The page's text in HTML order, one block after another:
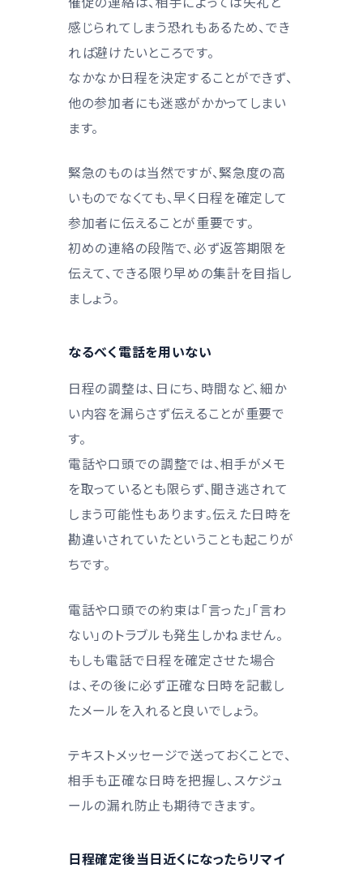
感じられてしまう恐れもあるため、でき
れば避けたいところです。
なかなか日程を決定することができず、
他の参加者にも迷惑がかかってしまい
ます。
緊急のものは当然ですが、緊急度の高
いものでなくても、早く日程を確定して
参加者に伝えることが重要です。
初めの連絡の段階で、必ず返答期限を
伝えて、できる限り早めの集計を目指し
ましょう。
なるべく電話を用いない
日程の調整は、日にち、時間など、細か
い内容を漏らさず伝えることが重要で
す。
電話や口頭での調整では、相手がメモ
を取っているとも限らず、聞き逃されて
しまう可能性もあります。伝えた日時を
勘違いされていたということも起こりが
ちです。
電話や口頭での約束は「言った」「言わ
ない」のトラブルも発生しかねません。
もしも電話で日程を確定させた場合
は、その後に必ず正確な日時を記載し
たメールを入れると良いでしょう。
テキストメッセージで送っておくことで、
相手も正確な日時を把握し、スケジュ
ールの漏れ防止も期待できます。
日程確定後当日近くになったらリマイ